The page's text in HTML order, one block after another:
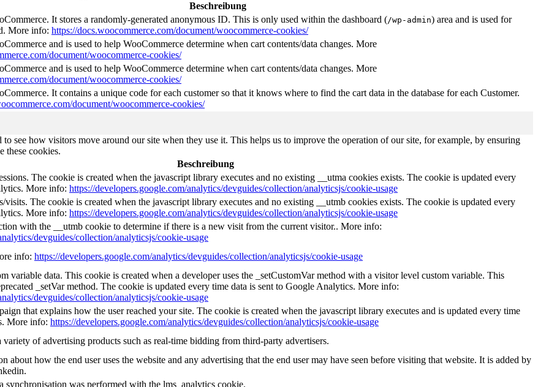
Beschreibung
It stores a randomly-generated anonymous ID. This is only used within the dashboard (/wp-admin) area and is used for
More info: https://docs.woocommerce.com/document/woocommerce-cookies/
and is used to help WooCommerce determine when cart contents/data changes. More
document/woocommerce-cookies/
and is used to help WooCommerce determine when cart contents/data changes. More
document/woocommerce-cookies/
It contains a unique code for each customer so that it knows where to find the cart data in the database for each Customer.
document/woocommerce-cookies/
see how visitors move around our site when they use it. This helps us to improve the operation of our site, for example, by ensuring
these cookies.
Beschreibung
The cookie is created when the javascript library executes and no existing __utma cookies exists. The cookie is updated every
More info: https://developers.google.com/analytics/devguides/collection/analyticsjs/cookie-usage
visits. The cookie is created when the javascript library executes and no existing __utmb cookies exists. The cookie is updated every
More info: https://developers.google.com/analytics/devguides/collection/analyticsjs/cookie-usage
with the __utmb cookie to determine if there is a new visit from the current visitor.. More info:
devguides/collection/analyticsjs/cookie-usage
info: https://developers.google.com/analytics/devguides/collection/analyticsjs/cookie-usage
variable data. This cookie is created when a developer uses the _setCustomVar method with a visitor level custom variable. This
_setVar method. The cookie is updated every time data is sent to Google Analytics. More info:
devguides/collection/analyticsjs/cookie-usage
that explains how the user reached your site. The cookie is created when the javascript library executes and is updated every time
More info: https://developers.google.com/analytics/devguides/collection/analyticsjs/cookie-usage
of advertising products such as real-time bidding from third-party advertisers.
about how the end user uses the website and any advertising that the end user may have seen before visiting that website. It is added by
synchronisation was performed with the lms_analytics cookie.